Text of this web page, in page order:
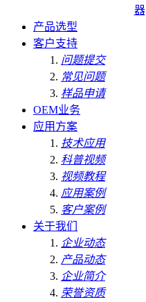
器
产品选型
客户支持
问题提交
常见问题
样品申请
OEM业务
应用方案
技术应用
科普视频
视频教程
应用案例
客户案例
关于我们
企业动态
产品动态
企业简介
荣誉资质